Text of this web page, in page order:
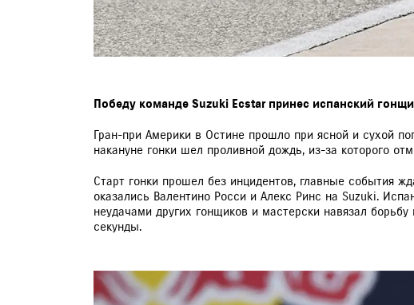
Победу команде Suzuki Ecstar принес испанский
Гран-при Америки в Остине прошло при ясной и сухой
накануне гонки шел проливной дождь, из-за которого
Старт гонки прошел без инцидентов, главные события
оказались Валентино Росси и Алекс Ринс на Suzuki.
неудачами других гонщиков и мастерски навязал
секунды.